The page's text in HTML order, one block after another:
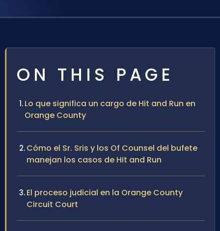
ON THIS PAGE
Lo que significa un cargo de Hit and Run en
Orange County
Cómo el Sr. Sris y los Of Counsel del bufete
manejan los casos de Hit and Run
El proceso judicial en la Orange County
Circuit Court